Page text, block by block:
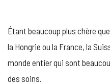
Étant beaucoup plus chère
la Hongrie ou la France, la
monde entier qui sont
des soins.